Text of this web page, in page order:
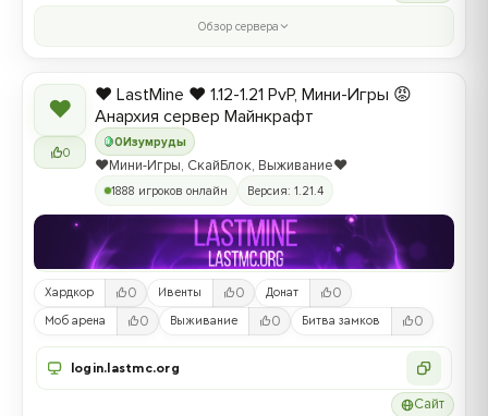
Обзор сервера
❤
0
0Изумруды
❤️ LastMine ❤️ 1.12-1.21 PvP, Мини-Игры 😡
Анархия сервер Майнкрафт
❤️Мини-Игры, СкайБлок, Выживание❤️
1888 игроков онлайн Версия: 1.21.4
Хардкор 0 Ивенты 0 Донат 0
Моб арена 0 Выживание 0 Битва замков 0
login.lastmc.org
Сайт